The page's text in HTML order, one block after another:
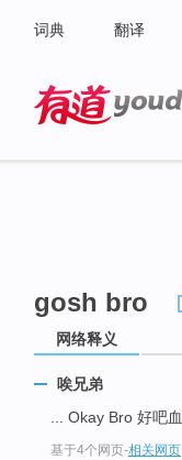
词典 翻译
gosh bro
网络释义
唉兄弟
... Okay Bro 好吧血
基于4个网页-相关网页